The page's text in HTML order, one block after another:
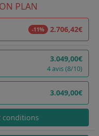
PLAN
-11% 2.706,42€
3.049,00€
4 avis (8/10)
3.049,00€
conditions